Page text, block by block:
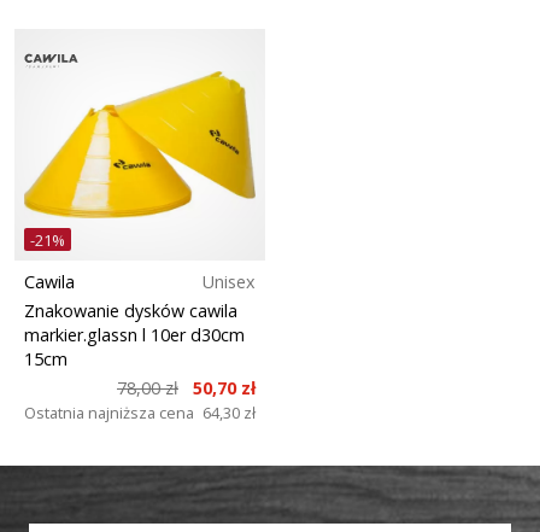
-21%
Cawila
Unisex
Znakowanie dysków cawila
markier.glassn l 10er d30cm
15cm
78,00 zł
50,70 zł
Ostatnia najniższa cena 64,30 zł